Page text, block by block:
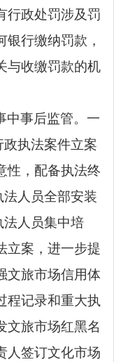
行政处罚涉及罚
行缴纳罚款，
与收缴罚款的机
中事后监管。一
政执法案件立案
性，配备执法终
法人员全部安装
法人员集中培
立案，进一步提
文旅市场信用体
程记录和重大执
文旅市场红黑名
人签订文化市场